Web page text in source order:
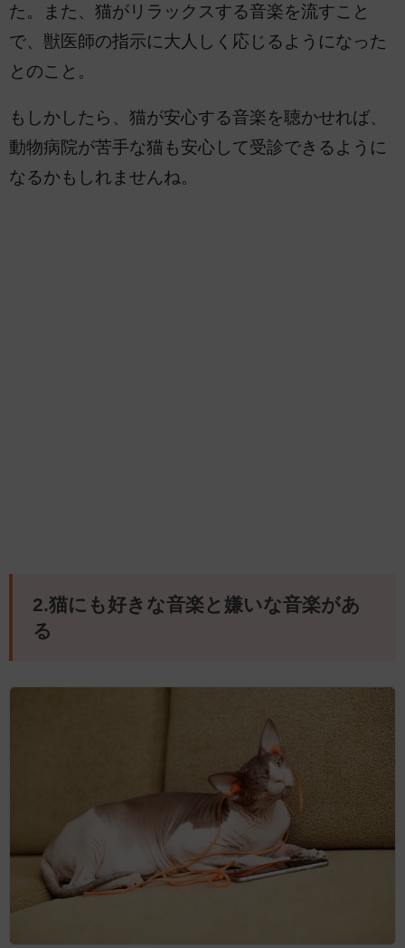
た。また、猫がリラックスする音楽を流すこと
で、獣医師の指示に大人しく応じるようになった
とのこと。
もしかしたら、猫が安心する音楽を聴かせれば、
動物病院が苦手な猫も安心して受診できるように
なるかもしれませんね。
2.猫にも好きな音楽と嫌いな音楽があ
る